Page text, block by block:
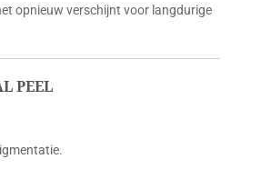
opnieuw verschijnt voor langdurige
PEEL